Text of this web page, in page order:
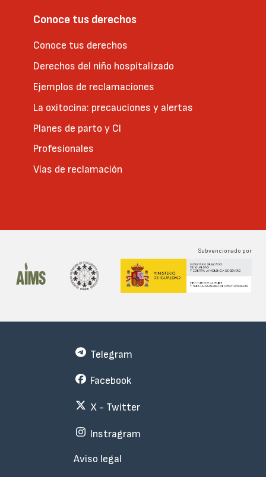
Conoce tus derechos
Conoce tus derechos
Derechos del niño hospitalizado
Ejemplos de reclamaciones
La oxitocina: precauciones y alertas
Planes de parto y CI
Profesionales
Vías de reclamación
Subvencionado por
Subfooter
Telegram
Facebook
X - Twitter
Instragram
Aviso legal